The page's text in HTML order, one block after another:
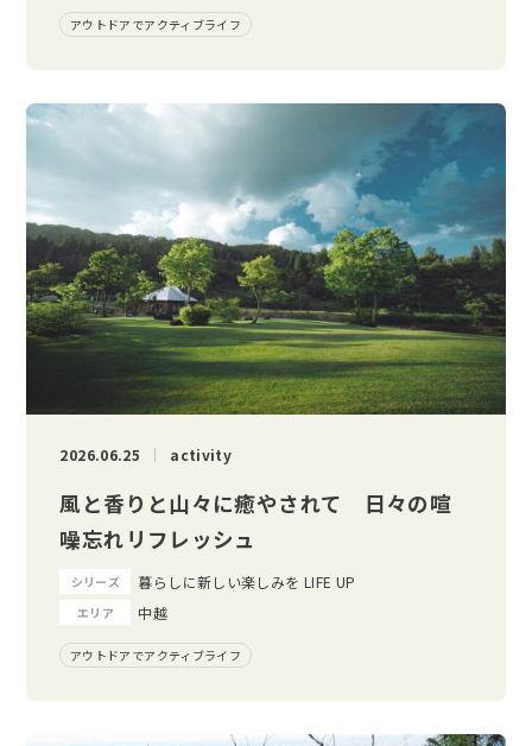
アウトドアでアクティブライフ
2026.06.25 activity
風と香りと山々に癒やされて 日々の喧
噪忘れリフレッシュ
シリーズ 暮らしに新しい楽しみを LIFE UP
エリア 中越
アウトドアでアクティブライフ